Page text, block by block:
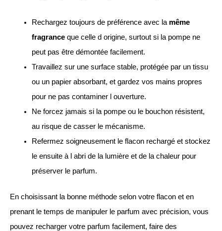
Rechargez toujours de préférence avec la même
fragranceque celle d origine, surtout si la pompe ne
peut pas être démontée facilement.
Travaillez sur une surface stable, protégée par un tissu
ou un papier absorbant, et gardez vos mains propres
pour ne pas contaminer l ouverture.
Ne forcez jamais si la pompe ou le bouchon résistent,
au risque de casser le mécanisme.
Refermez soigneusement le flacon rechargé et stockez
le ensuite à l abri de la lumière et de la chaleur pour
préserver le parfum.
En choisissant la bonne méthode selon votre flacon et en
prenant le temps de manipuler le parfum avec précision, vous
pouvez recharger votre parfum facilement, faire des